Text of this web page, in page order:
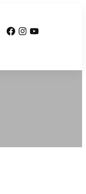
Facebook
Instagram
YouTube